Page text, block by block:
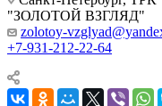
"ЗОЛОТОЙ ВЗГЛЯД"
zolotoy-
+7-931-212-22-64